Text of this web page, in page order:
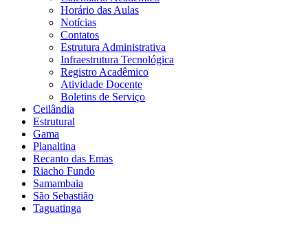
Horário das Aulas
Notícias
Contatos
Estrutura Administrativa
Infraestrutura Tecnológica
Registro Acadêmico
Atividade Docente
Boletins de Serviço
Ceilândia
Estrutural
Gama
Planaltina
Recanto das Emas
Riacho Fundo
Samambaia
São Sebastião
Taguatinga